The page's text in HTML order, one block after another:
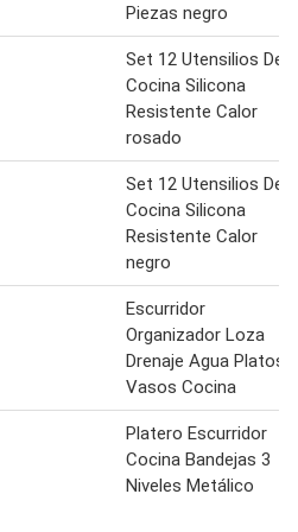
Piezas negro
Set 12 Utensilios De
Cocina Silicona
Resistente Calor
rosado
Set 12 Utensilios De
Cocina Silicona
Resistente Calor
negro
Escurridor
Organizador Loza
Drenaje Agua Platos
Vasos Cocina
Platero Escurridor
Cocina Bandejas 3
Niveles Metálico